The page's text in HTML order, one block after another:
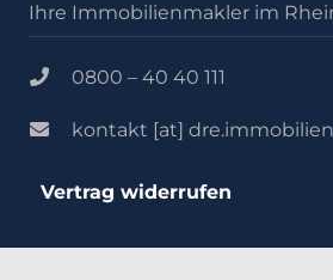
Ihre Immobilienmakler im
0800 – 40 40 111
kontakt [at] dre.immobilien
Vertrag widerrufen